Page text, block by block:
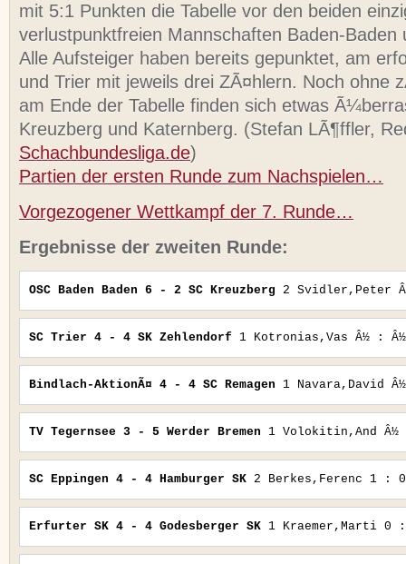
mit 5:1 Punkten die Tabelle vor den beiden
verlustpunktfreien Mannschaften Baden-Baden
Alle Aufsteiger haben bereits gepunktet, am
und Trier mit jeweils drei ZÃ¤hlern. Noch ohne
am Ende der Tabelle finden sich etwas
Kreuzberg und Katernberg. (Stefan LÃ¶ffler,
Schachbundesliga.de)
Partien der ersten Runde zum Nachspielen…
Vorgezogener Wettkampf der 7. Runde…
Ergebnisse der zweiten Runde:
OSC Baden Baden 6 - 2 SC Kreuzberg 2 Svidler,Peter
SC Trier 4 - 4 SK Zehlendorf 1 Kotronias,Vas Â½ :
Bindlach-AktionÃ¤ 4 - 4 SC Remagen 1 Navara,David
TV Tegernsee 3 - 5 Werder Bremen 1 Volokitin,And Â½
SC Eppingen 4 - 4 Hamburger SK 2 Berkes,Ferenc 1 :
Erfurter SK 4 - 4 Godesberger SK 1 Kraemer,Marti 0